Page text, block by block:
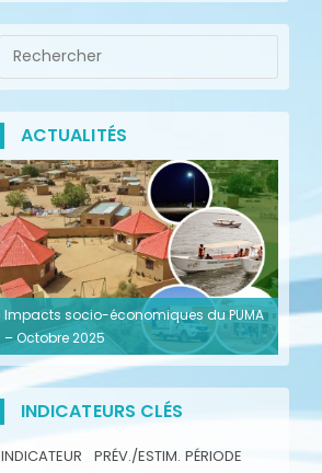
ACTUALITÉS
Impacts socio-économiques du PUMA
– Octobre 2025
INDICATEURS CLÉS
INDICATEUR PRÉV./ESTIM. PÉRIODE